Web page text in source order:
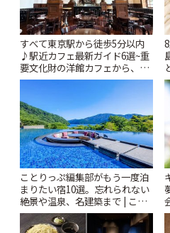
すべて東京駅から徒歩5分以内
♪駅近カフェ最新ガイド6選~重
要文化財の洋館カフェから、改
札すぐのレトロ喫茶まで~ | こと
ことりっぷ編集部がもう一度泊
まりたい宿10選。忘れられない
絶景や温泉、名建築まで | こと
りっぷ